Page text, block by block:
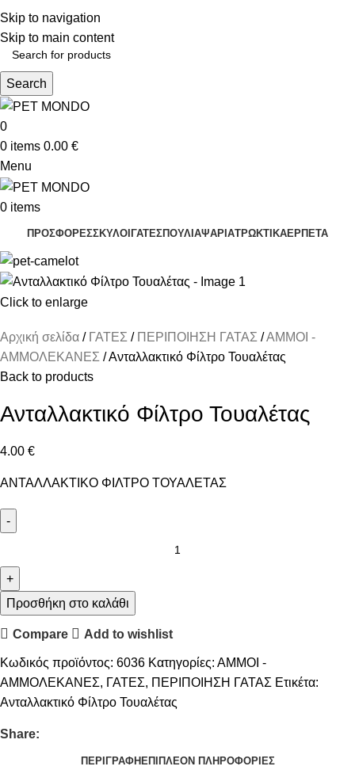
Skip to navigation
Skip to main content
ΥΠΟΛΟΙΠΗ ΕΛΛΑΔΑ ΑΝΩ ΤΩΝ 39€
ΔΩΡΕΑΝ DELIVERY ΣΤΗΝ ΠΟΛΗ ΤΗΣ ΘΕΣΣΑΛΟΝΙΚΗΣ
Search
0
0 items 0.00 €
Menu
0 items
ΠΡΟΣΦΟΡΕΣΣΚΥΛΟΙΓΑΤΕΣΠΟΥΛΙΑΨΑΡΙΑΤΡΩΚΤΙΚΑΕΡΠΕΤΑ
Click to enlarge
Αρχική σελίδα ΓΑΤΕΣ ΠΕΡΙΠΟΙΗΣΗ ΓΑΤΑΣ
ΑΜΜΟΙ -
ΑΜΜΟΛΕΚΑΝΕΣ
Ανταλλακτικό Φίλτρο Τουαλέτας
Back to products
Ανταλλακτικό Φίλτρο Τουαλέτας
4.00 €
ΑΝΤΑΛΛΑΚΤΙΚΟ ΦΙΛΤΡΟ ΤΟΥΑΛΕΤΑΣ
Προσθήκη στο καλάθι
Compare Add to wishlist
Κωδικός προϊόντος: 6036 Κατηγορίες: ΑΜΜΟΙ -
ΑΜΜΟΛΕΚΑΝΕΣ, ΓΑΤΕΣ, ΠΕΡΙΠΟΙΗΣΗ ΓΑΤΑΣ Ετικέτα:
Ανταλλακτικό Φίλτρο Τουαλέτας
Share:
ΠΕΡΙΓΡΑΦΉΕΠΙΠΛΈΟΝ ΠΛΗΡΟΦΟΡΊΕΣ